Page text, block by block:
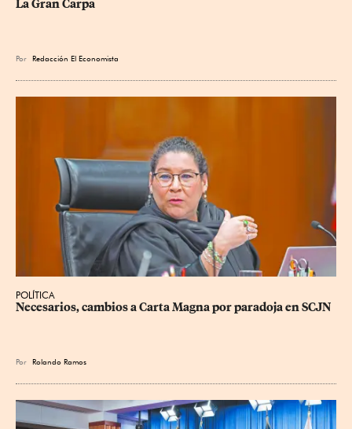
La Gran Carpa
Por Redacción El Economista
POLÍTICA
Necesarios, cambios a Carta Magna por paradoja en SCJN
Por Rolando Ramos